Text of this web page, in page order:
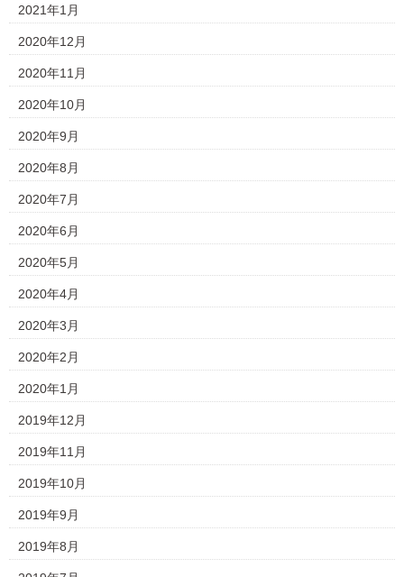
2021年1月
2020年12月
2020年11月
2020年10月
2020年9月
2020年8月
2020年7月
2020年6月
2020年5月
2020年4月
2020年3月
2020年2月
2020年1月
2019年12月
2019年11月
2019年10月
2019年9月
2019年8月